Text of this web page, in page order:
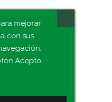
mejorar
con sus
Acepto.